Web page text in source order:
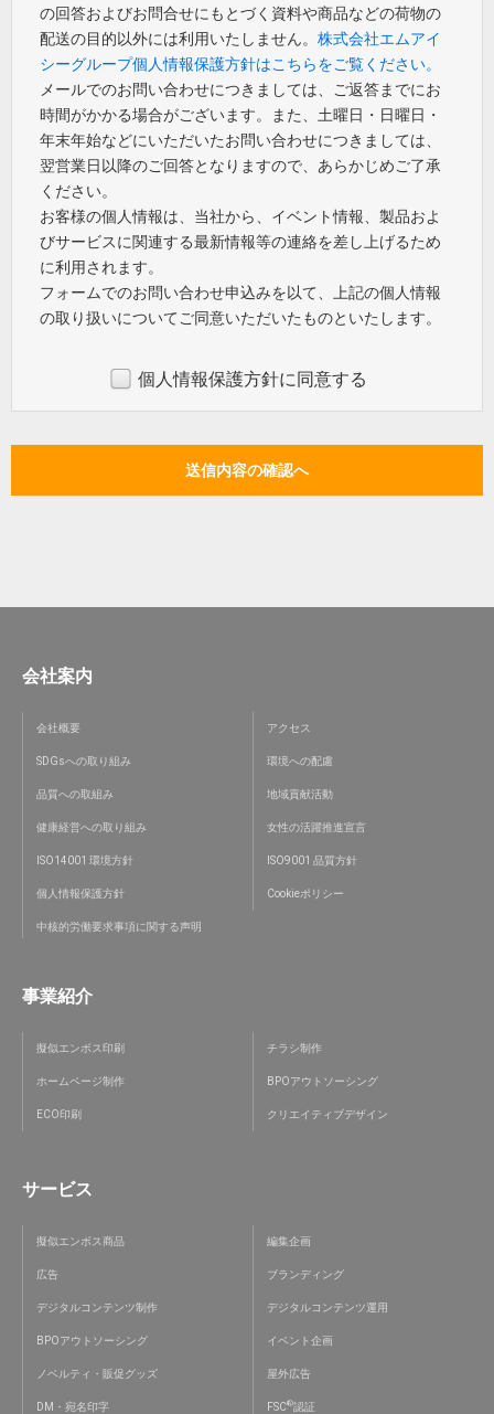
の回答およびお問合せにもとづく資料や商品などの荷物の
配送の目的以外には利用いたしません。 株式会社エムアイ
シーグループ個人情報保護方針はこちらをご覧ください。
メールでのお問い合わせにつきましては、ご返答までにお
時間がかかる場合がございます。また、土曜日・日曜日・
年末年始などにいただいたお問い合わせにつきましては、
翌営業日以降のご回答となりますので、あらかじめご了承
ください。
お客様の個人情報は、当社から、イベント情報、製品およ
びサービスに関連する最新情報等の連絡を差し上げるため
に利用されます。
フォームでのお問い合わせ申込みを以て、上記の個人情報
の取り扱いについてご同意いただいたものといたします。
個人情報保護方針に同意する
会社案内
会社概要 アクセス
SDGsへの取り組み 環境への配慮
品質への取組み 地域貢献活動
健康経営への取り組み 女性の活躍推進宣言
ISO14001 環境方針 ISO9001 品質方針
個人情報保護方針 Cookieポリシー
中核的労働要求事項に関する声明
事業紹介
擬似エンボス印刷 チラシ制作
ホームページ制作 BPOアウトソーシング
ECO印刷 クリエイティブデザイン
サービス
擬似エンボス商品 編集企画
広告 ブランディング
デジタルコンテンツ制作 デジタルコンテンツ運用
BPOアウトソーシング イベント企画
ノベルティ・販促グッズ 屋外広告
DM・宛名印字 FSC®認証